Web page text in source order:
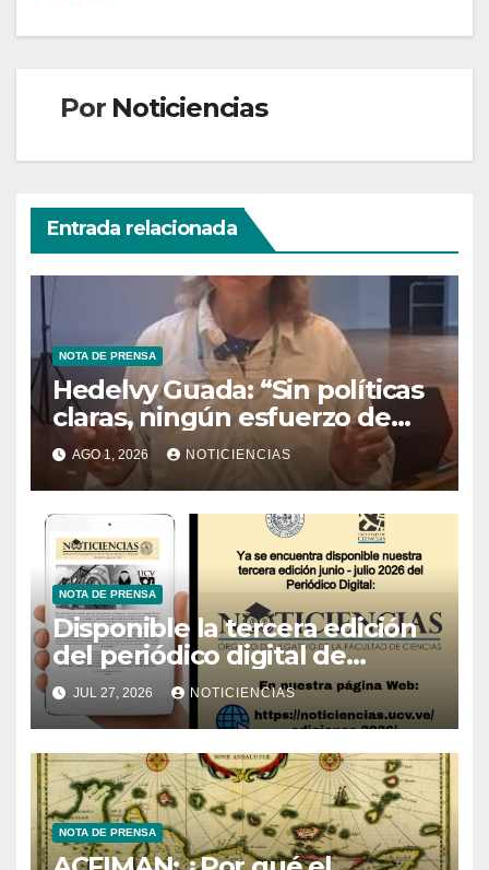
Por Noticiencias
Entrada relacionada
NOTA DE PRENSA
Hedelvy Guada: “Sin políticas
claras, ningún esfuerzo de
conservación rendirá frutos”
AGO 1, 2026 NOTICIENCIAS
NOTA DE PRENSA
Disponible la tercera edición
del periódico digital de
Noticiencias 2026
JUL 27, 2026 NOTICIENCIAS
NOTA DE PRENSA